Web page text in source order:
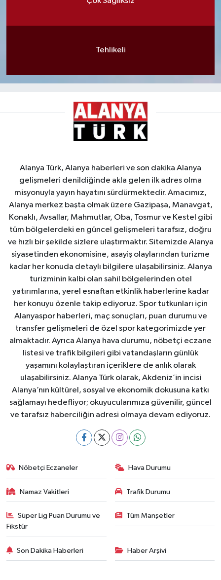
Tehlikeli
Alanya Türk, Alanya haberleri ve son dakika Alanya
gelişmeleri denildiğinde akla gelen ilk adres olma
misyonuyla yayın hayatını sürdürmektedir. Amacımız,
Alanya merkez başta olmak üzere Gazipaşa, Manavgat,
Konaklı, Avsallar, Mahmutlar, Oba, Tosmur ve Kestel gibi
tüm bölgelerdeki en güncel gelişmeleri tarafsız, doğru
ve hızlı bir şekilde sizlere ulaştırmaktır. Sitemizde Alanya
siyasetinden ekonomisine, asayiş olaylarından turizme
kadar her konuda detaylı bilgilere ulaşabilirsiniz. Alanya
turizminin kalbi olan sahil bölgelerinden otel
yatırımlarına, yerel esnaftan etkinlik haberlerine kadar
her konuyu özenle takip ediyoruz. Spor tutkunları için
Alanyaspor haberleri, maç sonuçları, puan durumu ve
transfer gelişmeleri de özel spor kategorimizde yer
almaktadır. Ayrıca Alanya hava durumu, nöbetçi eczane
listesi ve trafik bilgileri gibi vatandaşların günlük
yaşamını kolaylaştıran içeriklere de anlık olarak
ulaşabilirsiniz. Alanya Türk olarak, Akdeniz’in incisi
Alanya’nın kültürel, sosyal ve ekonomik dokusuna katkı
sağlamayı hedefliyor; okuyucularımıza güvenilir, güncel
ve tarafsız haberciliğin adresi olmaya devam ediyoruz.
Nöbetçi Eczaneler Hava Durumu
Namaz Vakitleri Trafik Durumu
Süper Lig Puan Durumu ve
Fikstür
Tüm Manşetler
Son Dakika Haberleri Haber Arşivi